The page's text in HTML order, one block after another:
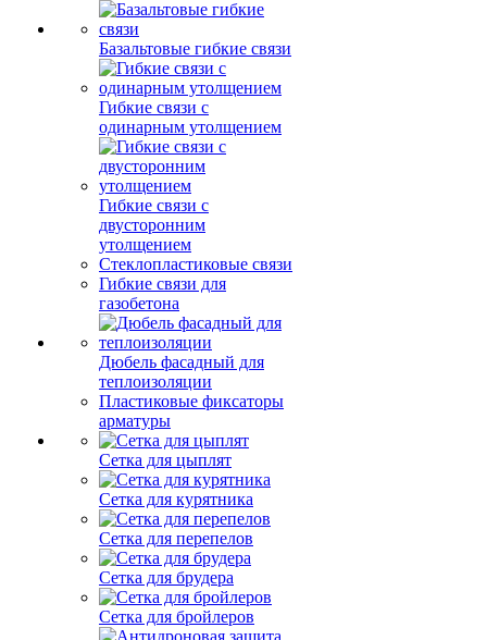
Базальтовые гибкие связи
Гибкие связи с
одинарным утолщением
Гибкие связи с
двусторонним
утолщением
Стеклопластиковые связи
Гибкие связи для
газобетона
Дюбель фасадный для
теплоизоляции
Пластиковые фиксаторы
арматуры
Сетка для цыплят
Сетка для курятника
Сетка для перепелов
Сетка для брудера
Сетка для бройлеров